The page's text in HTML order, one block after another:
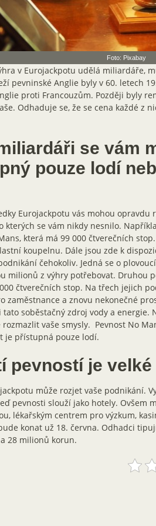
Foto: Pixabay
v Eurojackpotu udělá miliardáře,
pevninské Anglie byly v 60. letech
proti Francouzům. Později byly
Odhaduje se, že se cena každé z
se vám
pouze lodí
Eurojackpotu vás mohou opravdu
kterých se vám nikdy nesnilo.
která má 99 000 čtverečních
koupelnu. Dále jsou zde k
čehokoliv. Jedná se o
milionů z výhry potřebovat. Druhou
čtverečních stop. Na třech jejich
zaměstnance a znovu nekonečné
tato soběstačný zdroj vody a energie.
rozmazlit vaše smysly. Pevnost No
je přístupná pouze lodí.
pevností je velké
může rozjet vaše podnikání.
pevnosti slouží jako hotely. Ovšem
lékařským centrem pro výzkum,
konat už 18. června. Odhadci
28 milionů korun.